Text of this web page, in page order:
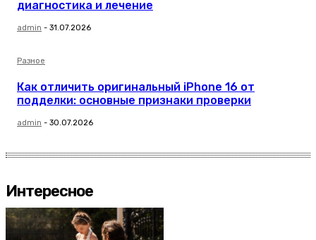
диагностика и лечение
admin - 31.07.2026
Разное
Как отличить оригинальный iPhone 16 от
подделки: основные признаки проверки
admin - 30.07.2026
Интересное